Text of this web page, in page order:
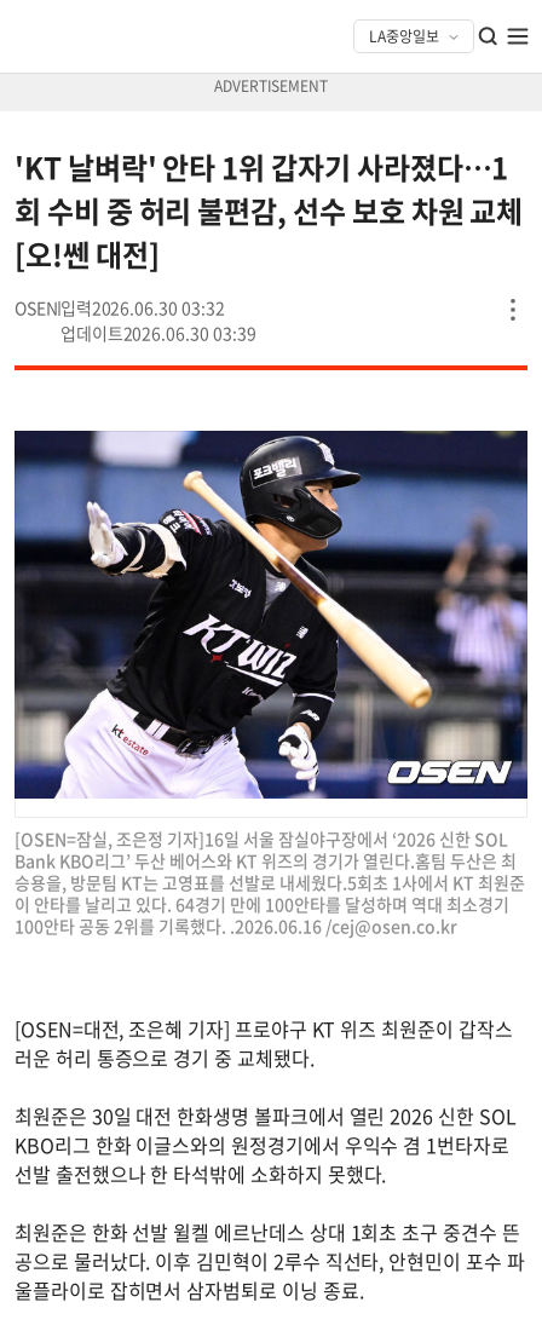
'KT 날벼락' 안타 1위 갑자기 사라졌다…1
회 수비 중 허리 불편감, 선수 보호 차원 교체
[오!쎈 대전]
OSEN
2026.06.30 03:32
2026.06.30 03:39
[OSEN=잠실, 조은정 기자]16일 서울 잠실야구장에서 ‘2026 신한 SOL
Bank KBO리그’ 두산 베어스와 KT 위즈의 경기가 열린다.홈팀 두산은 최
승용을, 방문팀 KT는 고영표를 선발로 내세웠다.5회초 1사에서 KT 최원준
이 안타를 날리고 있다. 64경기 만에 100안타를 달성하며 역대 최소경기
100안타 공동 2위를 기록했다. .2026.06.16 /cej@osen.co.kr
[OSEN=대전, 조은혜 기자] 프로야구 KT 위즈 최원준이 갑작스
러운 허리 통증으로 경기 중 교체됐다.
최원준은 30일 대전 한화생명 볼파크에서 열린 2026 신한 SOL
KBO리그 한화 이글스와의 원정경기에서 우익수 겸 1번타자로
선발 출전했으나 한 타석밖에 소화하지 못했다.
최원준은 한화 선발 윌켈 에르난데스 상대 1회초 초구 중견수 뜬
공으로 물러났다. 이후 김민혁이 2루수 직선타, 안현민이 포수 파
울플라이로 잡히면서 삼자범퇴로 이닝 종료.